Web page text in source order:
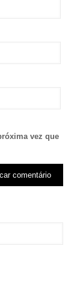
vez que